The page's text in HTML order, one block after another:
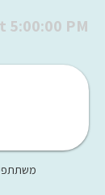
5:00:00 PM